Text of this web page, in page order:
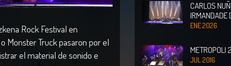
Rock Festival en
Monster Truck pasaron por el
el material de sonido e
CARLOS
IRMANDADE
ENE 2026
METROPOLI
JUL 2016